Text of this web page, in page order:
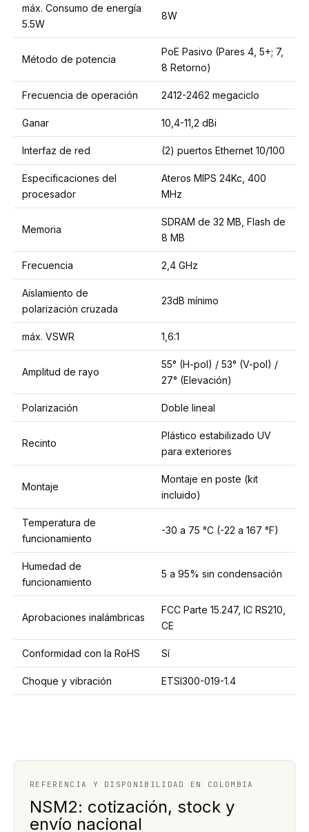
máx. Consumo de energía
5.5W
8W
Método de potencia
PoE Pasivo (Pares 4, 5+; 7,
8 Retorno)
Frecuencia de operación 2412-2462 megaciclo
Ganar 10,4-11,2 dBi
Interfaz de red (2) puertos Ethernet 10/100
Especificaciones del
procesador
Ateros MIPS 24Kc, 400
MHz
Memoria
SDRAM de 32 MB, Flash de
8 MB
Frecuencia 2,4 GHz
Aislamiento de
polarización cruzada
23dB mínimo
máx. VSWR 1,6:1
Amplitud de rayo
55° (H-pol) / 53° (V-pol) /
27° (Elevación)
Polarización Doble lineal
Recinto
Plástico estabilizado UV
para exteriores
Montaje
Montaje en poste (kit
incluido)
Temperatura de
funcionamiento
-30 a 75 °C (-22 a 167 °F)
Humedad de
funcionamiento
5 a 95% sin condensación
Aprobaciones inalámbricas
FCC Parte 15.247, IC RS210,
CE
Conformidad con la RoHS Sí
Choque y vibración ETSI300-019-1.4
REFERENCIA Y DISPONIBILIDAD EN COLOMBIA
NSM2: cotización, stock y
envío nacional